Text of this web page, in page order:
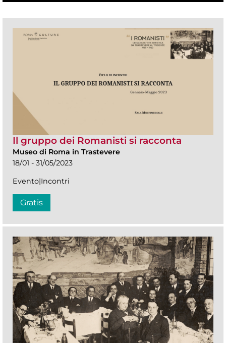
Il gruppo dei Romanisti si racconta
Museo di Roma in Trastevere
18/01 - 31/05/2023
Evento|Incontri
Gratis